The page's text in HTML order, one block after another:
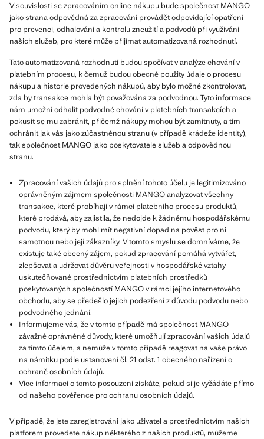
V souvislosti se zpracováním online nákupu bude společnost MANGO
jako strana odpovědná za zpracování provádět odpovídající opatření
pro prevenci, odhalování a kontrolu zneužití a podvodů při využívání
našich služeb, pro které může přijímat automatizovaná rozhodnutí.
Tato automatizovaná rozhodnutí budou spočívat v analýze chování v
platebním procesu, k čemuž budou obecně použity údaje o procesu
nákupu a historie provedených nákupů, aby bylo možné zkontrolovat,
zda by transakce mohla být považována za podvodnou. Tyto informace
nám umožní odhalit podvodné chování v platebních transakcích a
pokusit se mu zabránit, přičemž nákupy mohou být zamítnuty, a tím
ochránit jak vás jako zúčastněnou stranu (v případě krádeže identity),
tak společnost MANGO jako poskytovatele služeb a odpovědnou
stranu.
Zpracování vašich údajů pro splnění tohoto účelu je legitimizováno
oprávněným zájmem společnosti MANGO analyzovat všechny
transakce, které probíhají v rámci platebního procesu produktů,
které prodává, aby zajistila, že nedojde k žádnému hospodářskému
podvodu, který by mohl mít negativní dopad na pověst pro ni
samotnou nebo její zákazníky. V tomto smyslu se domníváme, že
existuje také obecný zájem, pokud zpracování pomáhá vytvářet,
zlepšovat a udržovat důvěru veřejnosti v hospodářské vztahy
uskutečňované prostřednictvím platebních prostředků
poskytovaných společností MANGO v rámci jejího internetového
obchodu, aby se předešlo jejich podezření z důvodu podvodu nebo
podvodného jednání.
Informujeme vás, že v tomto případě má společnost MANGO
závažné oprávněné důvody, které umožňují zpracování vašich údajů
za tímto účelem, a nemůže v tomto případě reagovat na vaše právo
na námitku podle ustanovení čl. 21 odst. 1 obecného nařízení o
ochraně osobních údajů.
Více informací o tomto posouzení získáte, pokud si je vyžádáte přímo
od našeho pověřence pro ochranu osobních údajů.
V případě, že jste zaregistrováni jako uživatel a prostřednictvím našich
platforem provedete nákup některého z našich produktů, můžeme